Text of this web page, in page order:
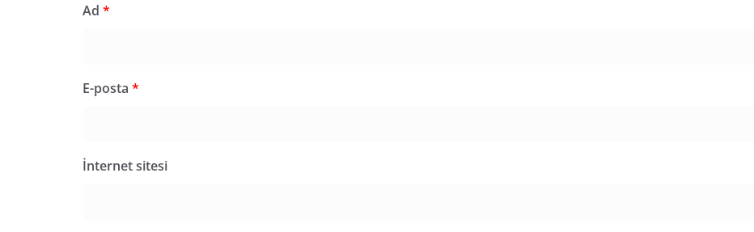
Ad *
E-posta *
İnternet sitesi